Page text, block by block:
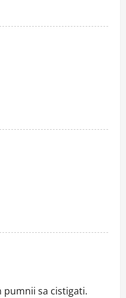
pumnii sa cistigati.